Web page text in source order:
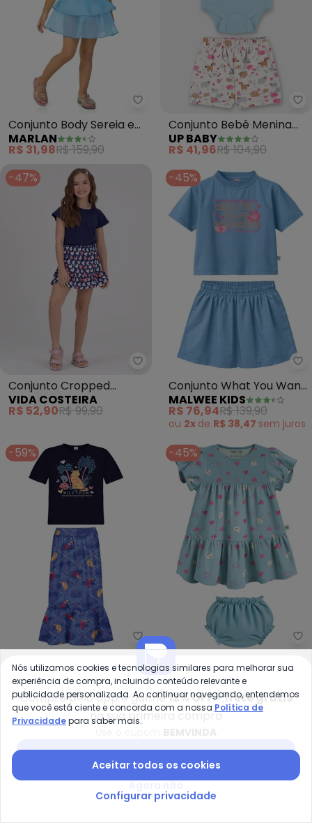
Marlan - Conjunto Body Sereia
Conjunto Body Sereia e
Saia em Paetê (Azul)
MARLAN
R$ 31,98R$ 159,90
Conjunto Bebê Menina
em Suedine (Azul)
UP BABY
R$ 41,96R$ 104,90
-47%
Vida Costeira - Conjunto
Conjunto Cropped
Infantil Saia Rodada
(Azul)
VIDA COSTEIRA
R$ 52,90R$ 99,90
-45%
Conjunto What You Want
Is Possible (Azul Pastel)
MALWEE KIDS
R$ 76,94R$ 139,90
ou 2x de R$ 38,47 sem juros
-59%
Alakazoo - Conjunto com Blusa
Conjunto com Blusa e
Saia Midi Estampada
(Azul)
ALAKAZOO
R$ 43,16R$ 107,90
-45%
Conjunto Corações em
Cotton (Azul)
MALWEE KIDS
R$ 54,94R$ 99,90
-77%
NEW -55%
Compre pelo app e ganhe12% OFF + frete grátis
na sua primeira compra
Nós utilizamos cookies e tecnologias similares para melhorar sua
experiência de compra, incluindo conteúdo relevante e
publicidade personalizada. Ao continuar navegando, entendemos
que você está ciente e concorda com a nossa Política de
Privacidadepara saber mais.
Aceitar todos os cookies
Configurar privacidade